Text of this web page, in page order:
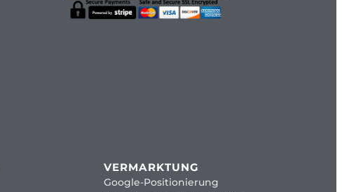
VERMARKTUNG
Google-Positionierung